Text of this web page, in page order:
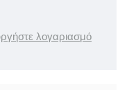
λογαριασμό